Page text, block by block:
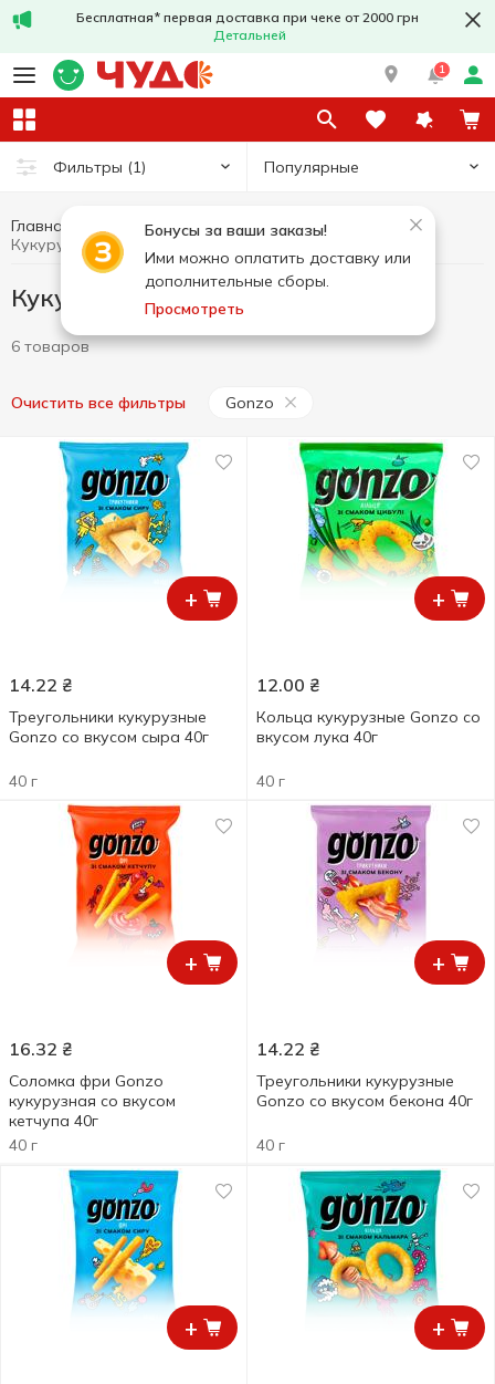
Бесплатная* первая доставка при чеке от 2000 грн
Детальней
1
Фильтры (1) Популярные
Бонусы за ваши заказы!
Ими можно оплатить доставку или
дополнительные сборы.
Просмотреть
Главная Чипсы и снеки
Кукурузные снеки
Кукурузные снеки Gonzo
Кукурузные снеки Gonzo
6 товаров
Очистить все фильтры Gonzo
+
14.22 ₴
Треугольники кукурузные
Gonzo со вкусом сыра 40г
40 г
+
12.00 ₴
Кольца кукурузные Gonzo со
вкусом лука 40г
40 г
+
16.32 ₴
Соломка фри Gonzo
кукурузная со вкусом
кетчупа 40г
40 г
+
14.22 ₴
Треугольники кукурузные
Gonzo со вкусом бекона 40г
40 г
+ +